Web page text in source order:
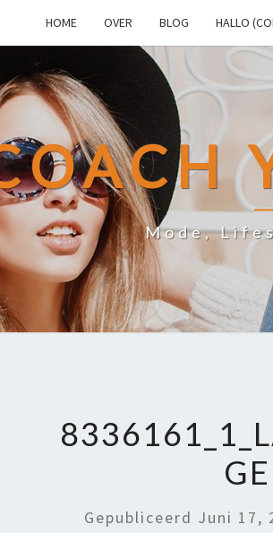
HOME OVER BLOG HALLO
Mode,
Gepubliceerd Juni 17,